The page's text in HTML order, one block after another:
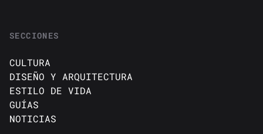
SECCIONES
CULTURA
DISEÑO Y ARQUITECTURA
ESTILO DE VIDA
GUÍAS
NOTICIAS